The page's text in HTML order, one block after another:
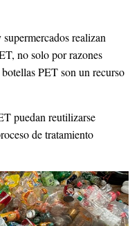
realizan
no solo por razones
PET son un recurso
puedan reutilizarse
de tratamiento